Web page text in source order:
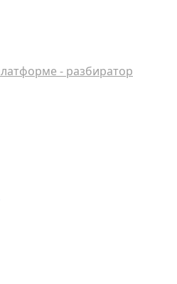
- разбиратор